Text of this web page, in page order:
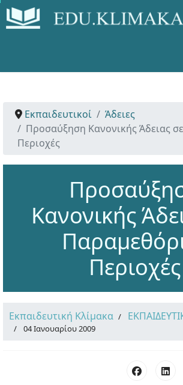
Εκπαιδευτικοί
Άδειες
Προσαύξηση Κανονικής Άδειας
Περιοχές
Κανονικής
Περιοχές
Εκπαιδευτική Κλίμακα
04 Ιανουαρίου 2009